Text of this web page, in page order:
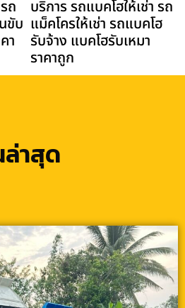
ถ
ขับ
า
บริการ รถแบคโฮให้เช่า รถ
แม็คโครให้เช่า รถแบคโฮ
รับจ้าง แบคโฮรับเหมา
ราคาถูก
าสุด